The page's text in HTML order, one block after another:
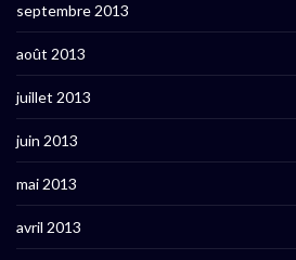
septembre 2013
août 2013
juillet 2013
juin 2013
mai 2013
avril 2013